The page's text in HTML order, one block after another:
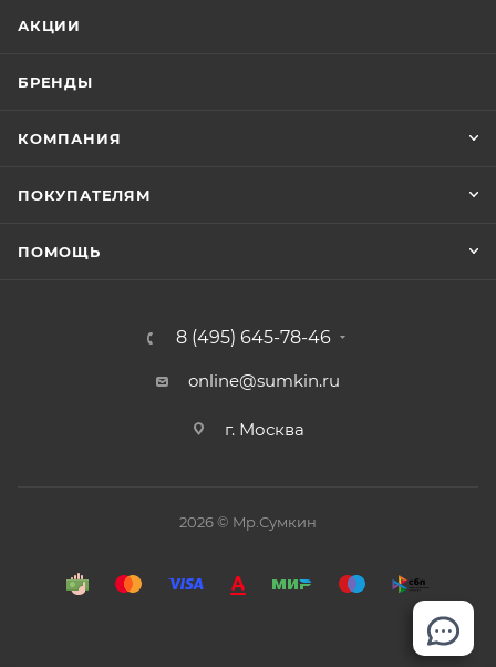
АКЦИИ
БРЕНДЫ
КОМПАНИЯ
ПОКУПАТЕЛЯМ
ПОМОЩЬ
8 (495) 645-78-46
online@sumkin.ru
г. Москва
2026 © Mр.Сумкин